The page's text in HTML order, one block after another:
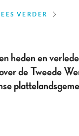
LEES VERDER
heden en
de Tweede